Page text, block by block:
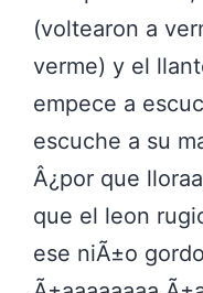
(voltearon a
verme) y el
empece a
escuche a su
Â¿por que
que el leon
ese niÃ±o